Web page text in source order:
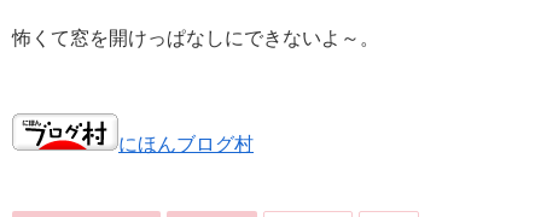
怖くて窓を開けっぱなしにできないよ～。
にほんブログ村